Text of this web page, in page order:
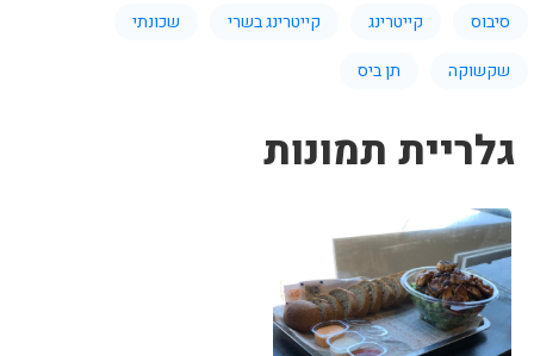
סיבוס
קייטרינג קייטרינג בשרי
שכונתי
שקשוקה
תן ביס
גלריית תמונות